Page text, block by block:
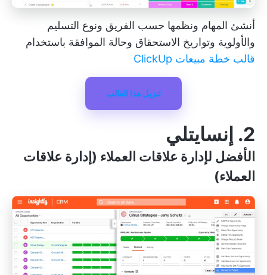
أنشئ المهام ونظمها حسب الفريق ونوع التسليم
والأولوية وتواريخ الاستحقاق وحالة الموافقة باستخدام
قالب خطة مبيعات ClickUp
تنزيل هذا القالب
2. إنسايتلي
الأفضل لإدارة علاقات العملاء (إدارة علاقات
العملاء)